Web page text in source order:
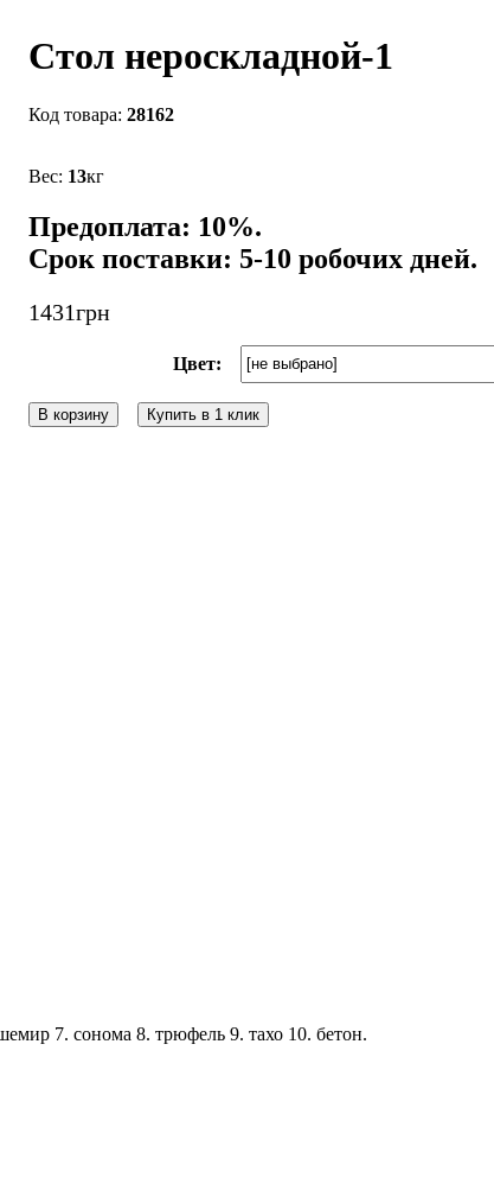
Стол нероскладной-1
28162
13кг
Предоплата: 10%.
Срок поставки: 5-10 робочих дней.
1431грн
Цвет:
В корзину Купить в 1 клик
7. сонома 8. трюфель 9. тахо 10. бетон.